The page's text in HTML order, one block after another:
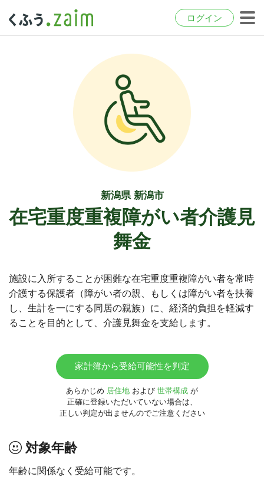
ログイン
新潟県 新潟市
在宅重度重複障がい者介護見
舞金
施設に入所することが困難な在宅重度重複障がい者を常時
介護する保護者（障がい者の親、もしくは障がい者を扶養
し、生計を一にする同居の親族）に、経済的負担を軽減す
ることを目的として、介護見舞金を支給します。
家計簿から受給可能性を判定
あらかじめ 居住地 および 世帯構成 が
正確に登録いただいていない場合は、
正しい判定が出ませんのでご注意ください
対象年齢
年齢に関係なく受給可能です。